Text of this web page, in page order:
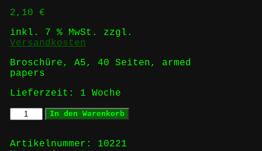
2,10 €
inkl. 7 % MwSt.
zzgl.
Versandkosten
Broschüre, A5, 40 Seiten, armed
papers
Lieferzeit: 1 Woche
CrimethInc-
Kurztexte
Menge
In den Warenkorb
Artikelnummer: 10221